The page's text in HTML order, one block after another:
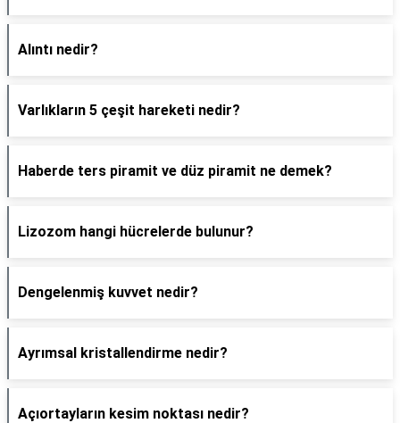
Alıntı nedir?
Varlıkların 5 çeşit hareketi nedir?
Haberde ters piramit ve düz piramit ne demek?
Lizozom hangi hücrelerde bulunur?
Dengelenmiş kuvvet nedir?
Ayrımsal kristallendirme nedir?
Açıortayların kesim noktası nedir?